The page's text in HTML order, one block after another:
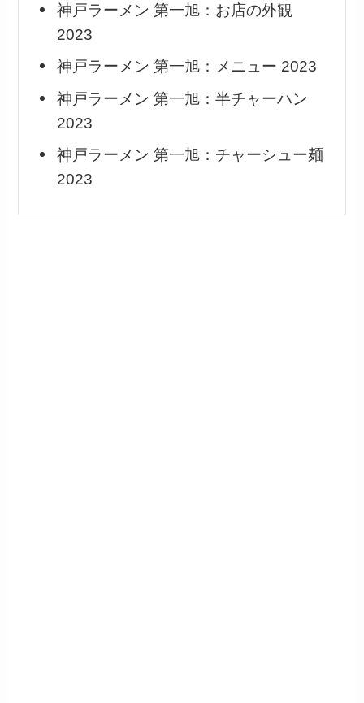
神戸ラーメン 第一旭：お店の外観
2023
神戸ラーメン 第一旭：メニュー 2023
神戸ラーメン 第一旭：半チャーハン
2023
神戸ラーメン 第一旭：チャーシュー麺
2023